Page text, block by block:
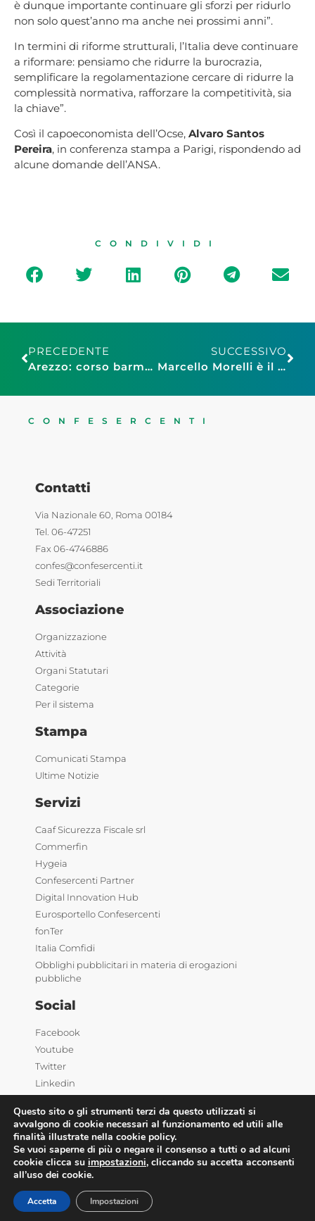
è dunque importante continuare gli sforzi per ridurlo
non solo quest’anno ma anche nei prossimi anni”.
In termini di riforme strutturali, l’Italia deve continuare
a riformare: pensiamo che ridurre la burocrazia,
semplificare la regolamentazione cercare di ridurre la
complessità normativa, rafforzare la competitività, sia
la chiave”.
Così il capoeconomista dell’Ocse, Alvaro Santos
Pereira, in conferenza stampa a Parigi, rispondendo ad
alcune domande dell’ANSA.
CONDIVIDI
PRECEDENTE
Arezzo: corso barman inclusivo, aperte le iscrizioni
SUCCESSIVO
Marcello Morelli è il nuovo presidente provinciale Faib Confesercenti Modena
CONFESERCENTI
Contatti
Via Nazionale 60, Roma 00184
Tel. 06-47251
Fax 06-4746886
confes@confesercenti.it
Sedi Territoriali
Associazione
Organizzazione
Attività
Organi Statutari
Categorie
Per il sistema
Stampa
Comunicati Stampa
Ultime Notizie
Servizi
Caaf Sicurezza Fiscale srl
Commerfin
Hygeia
Confesercenti Partner
Digital Innovation Hub
Eurosportello Confesercenti
fonTer
Italia Comfidi
Obblighi pubblicitari in materia di erogazioni
pubbliche
Social
Facebook
Youtube
Twitter
Linkedin
©2025 Confesercenti | Ufficio stampa: Via Nazionale,
Questo sito o gli strumenti terzi da questo utilizzati si
avvalgono di cookie necessari al funzionamento ed utili alle
finalità illustrate nella cookie policy.
Se vuoi saperne di più o negare il consenso a tutti o ad alcuni
cookie clicca su impostazioni, cliccando su accetta acconsenti
all’uso dei cookie.
Accetta Impostazioni